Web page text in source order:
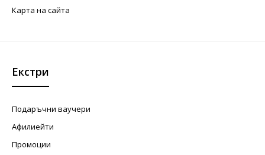
Карта на сайта
Екстри
Подаръчни ваучери
Афилиейти
Промоции